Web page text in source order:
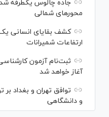
جاده چالوس یکطرفه
محورهای شمالی
کشف بقایای انسانی یک
ارتفاعات شمیرانات
ثبت‌نام آزمون
آغاز خواهد شد
توافق تهران و بغداد
و دانشگاهی